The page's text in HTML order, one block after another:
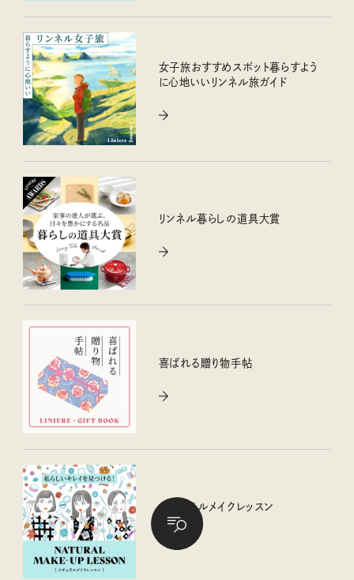
女子旅おすすめスポット暮らすよう
に心地いいリンネル旅ガイド
リンネル暮らしの道具大賞
喜ばれる贈り物手帖
ナチュラルメイクレッスン